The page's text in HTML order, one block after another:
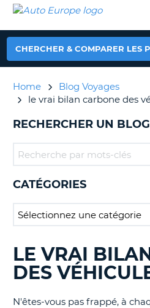
LOCATION
VOITURE
CAMPING-
CAR
AUTO
EUROPE
LOCATION
VOITURE
CAR
PARTENAIRES
CLIENT
COMPTE
GÉRER
MA
CHERCHER & COMPARER LES
Home
Blog Voyages
le vrai bilan carbone des
RECHERCHER UN BLOG
CATÉGORIES
RECHERCHER
DES
BLOGS......
LE VRAI
DES
N'êtes-vous pas frappé, à